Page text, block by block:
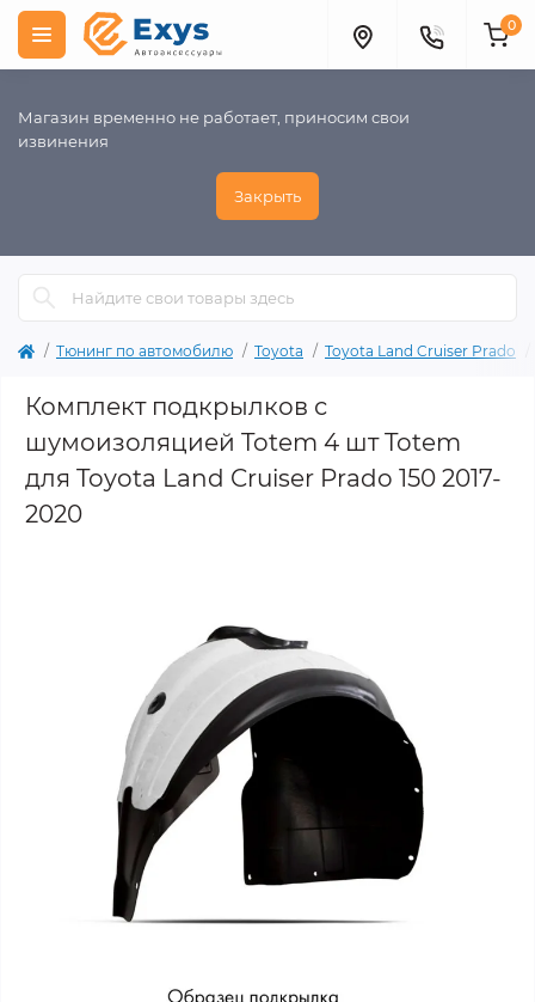
Магазин временно не работает, приносим свои
извинения
Закрыть
0
Тюнинг по автомобилю Toyota Toyota Land Cruiser Prado
Комплект подкрылков с
шумоизоляцией Totem 4 шт Totem
для Toyota Land Cruiser Prado 150 2017-
2020